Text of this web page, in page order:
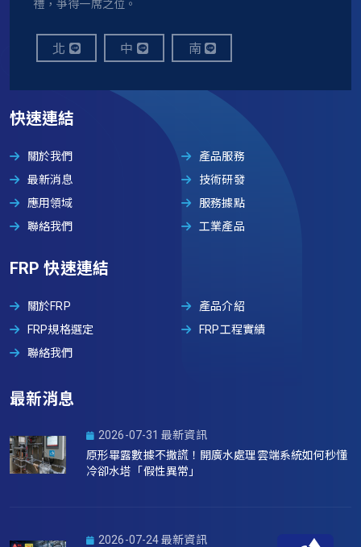
禮，爭得一席之位。
北 中 南
快速連結
關於我們
產品服務
最新消息
技術研發
應用領域
服務據點
聯絡我們
工業產品
FRP 快速連結
關於FRP
產品介紹
FRP規格選定
FRP工程實績
聯絡我們
最新消息
2026-07-31 最新資訊
原形畢露數據不撒謊！開廣水處理雲端系統如何秒懂
冷卻水塔「假性異常」
2026-07-24 最新資訊